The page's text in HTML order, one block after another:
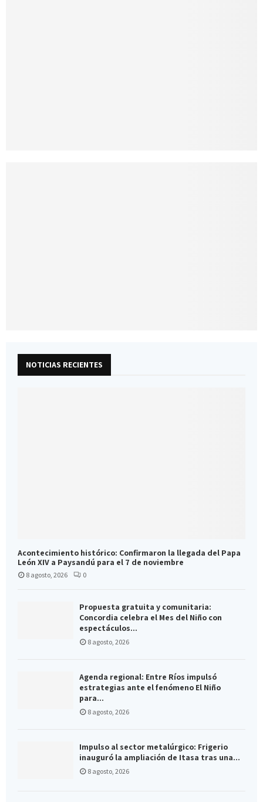
NOTICIAS RECIENTES
Acontecimiento histórico: Confirmaron la llegada del Papa
León XIV a Paysandú para el 7 de noviembre
8 agosto, 2026 0
Propuesta gratuita y comunitaria:
Concordia celebra el Mes del Niño con
espectáculos...
8 agosto, 2026
Agenda regional: Entre Ríos impulsó
estrategias ante el fenómeno El Niño
para...
8 agosto, 2026
Impulso al sector metalúrgico: Frigerio
inauguró la ampliación de Itasa tras una...
8 agosto, 2026